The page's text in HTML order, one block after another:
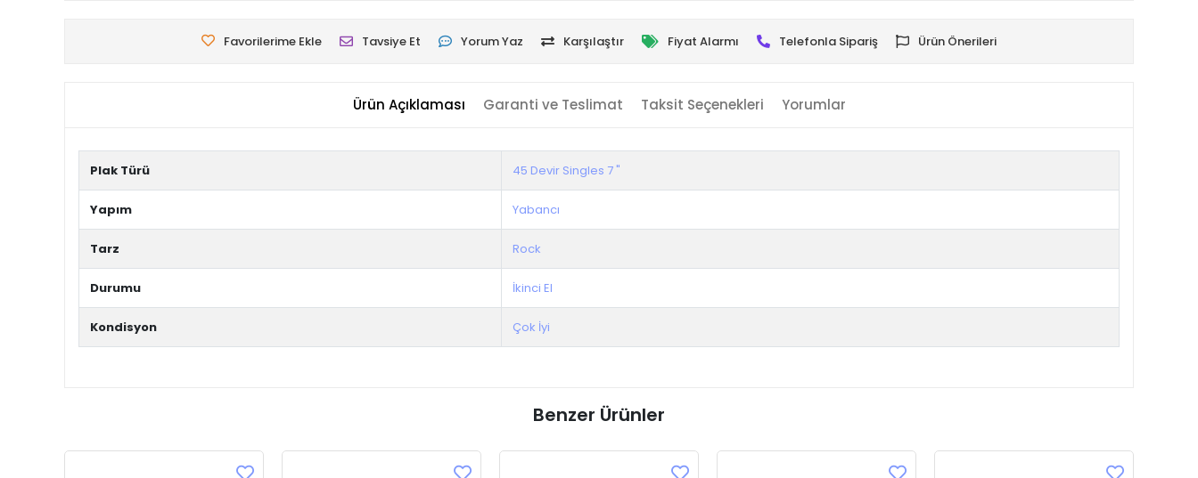
Favorilerime Ekle Tavsiye Et Yorum Yaz Karşılaştır Fiyat Alarmı Telefonla Sipariş Ürün Önerileri
Ürün Açıklaması Garanti ve Teslimat Taksit Seçenekleri Yorumlar
Plak Türü 45 Devir Singles 7 "
Yapım Yabancı
Tarz Rock
Durumu İkinci El
Kondisyon Çok İyi
Benzer Ürünler